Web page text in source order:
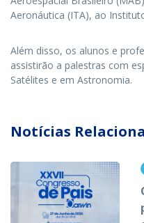
Aeronáutica (ITA), ao
Além disso, os alunos e
assistirão a palestras com
Satélites e em Astronomia.
Notícias